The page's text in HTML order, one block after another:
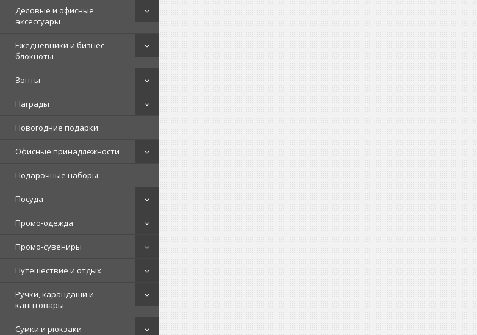
Деловые и офисные
аксессуары
Ежедневники и бизнес-
блокноты
Зонты
Награды
Новогодние подарки
Офисные принадлежности
Подарочные наборы
Посуда
Промо-одежда
Промо-сувениры
Путешествие и отдых
Ручки, карандаши и
канцтовары
Сумки и рюкзаки